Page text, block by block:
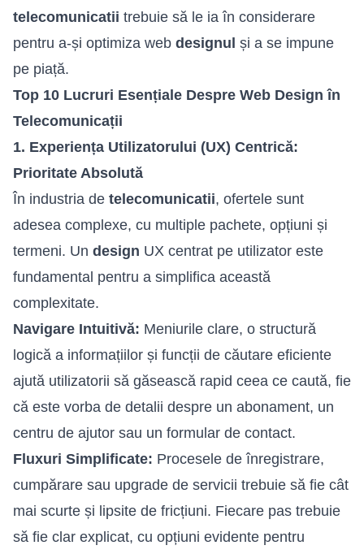
telecomunicatii trebuie să le ia în considerare
pentru a-și optimiza web designul și a se impune
pe piață.
Top 10 Lucruri Esențiale Despre Web Design în
Telecomunicații
1. Experiența Utilizatorului (UX) Centrică:
Prioritate Absolută
În industria de telecomunicatii, ofertele sunt
adesea complexe, cu multiple pachete, opțiuni și
termeni. Un design UX centrat pe utilizator este
fundamental pentru a simplifica această
complexitate.
Navigare Intuitivă: Meniurile clare, o structură
logică a informațiilor și funcții de căutare eficiente
ajută utilizatorii să găsească rapid ceea ce caută, fie
că este vorba de detalii despre un abonament, un
centru de ajutor sau un formular de contact.
Fluxuri Simplificate: Procesele de înregistrare,
cumpărare sau upgrade de servicii trebuie să fie cât
mai scurte și lipsite de fricțiuni. Fiecare pas trebuie
să fie clar explicat, cu opțiuni evidente pentru